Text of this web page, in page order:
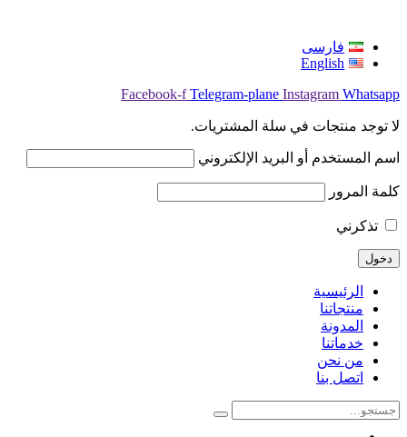
فارسی
English
Facebook-f Telegram-plane Instagram Whatsapp
لا توجد منتجات في سلة المشتريات.
اسم المستخدم أو البريد الإلكتروني
كلمة المرور
تذكرني
الرئيسية
منتجاتنا
المدونة
خدماتنا
من نحن
اتصل بنا